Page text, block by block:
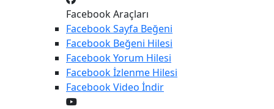
Facebook Araçları
FacebookSayfa Beğeni
Facebook Beğeni Hilesi
FacebookYorum Hilesi
Facebookİzlenme Hilesi
FacebookVideo İndir